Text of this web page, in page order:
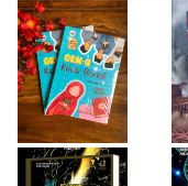
Isty Daiyah
Jejak Karya Impian
Desi Wulan Sari